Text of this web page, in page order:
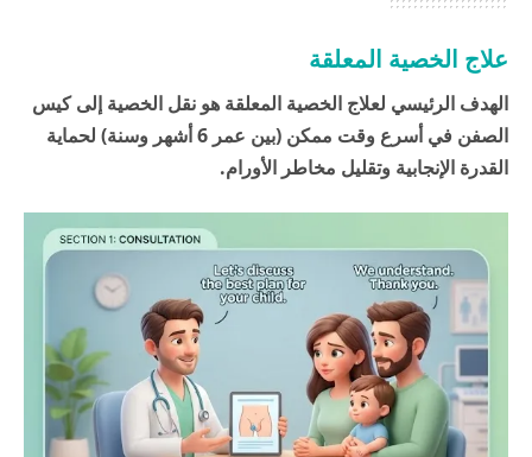
علاج الخصية المعلقة
الهدف الرئيسي لعلاج الخصية المعلقة هو نقل الخصية إلى كيس
الصفن في أسرع وقت ممكن (بين عمر 6 أشهر وسنة) لحماية
القدرة الإنجابية وتقليل مخاطر الأورام.